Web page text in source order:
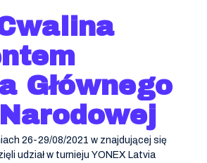
Głównego
26-29/08/2021 w znajdującej się
udział w turnieju YONEX Latvia